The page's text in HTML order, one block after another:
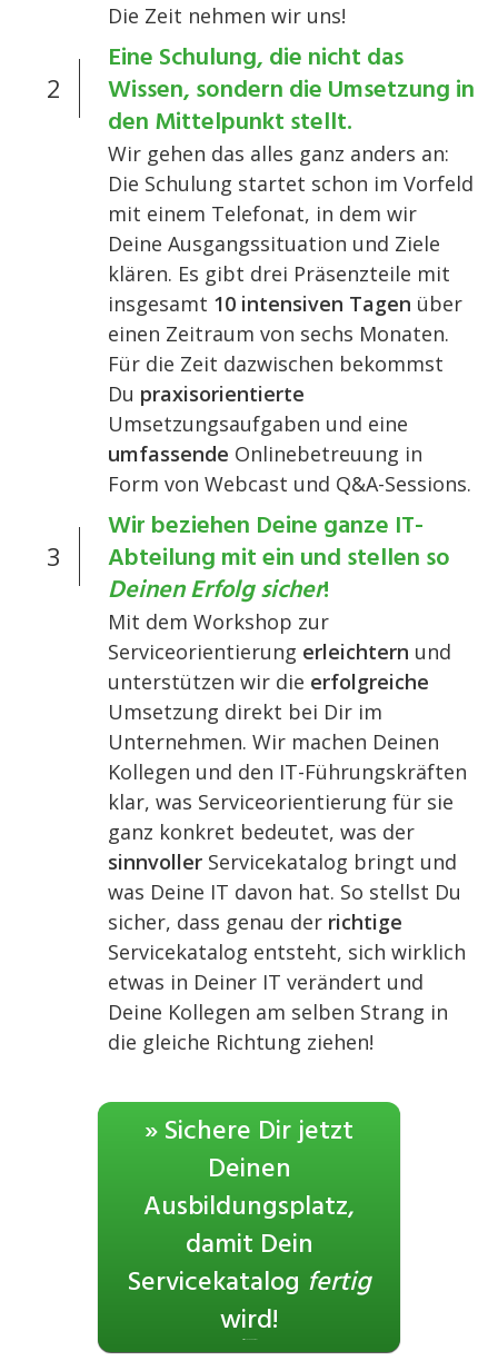
Die Zeit nehmen wir uns!
2
Eine Schulung, die nicht das
Wissen, sondern die Umsetzung in
den Mittelpunkt stellt.
Wir gehen das alles ganz anders an:
Die Schulung startet schon im Vorfeld
mit einem Telefonat, in dem wir
Deine Ausgangssituation und Ziele
klären. Es gibt drei Präsenzteile mit
insgesamt 10 intensiven Tagen über
einen Zeitraum von sechs Monaten.
Für die Zeit dazwischen bekommst
Du praxisorientierte
Umsetzungsaufgaben und eine
umfassende Onlinebetreuung in
Form von Webcast und Q&A-Sessions.
3
Wir beziehen Deine ganze IT-
Abteilung mit ein und stellen so
Deinen Erfolg sicher!
Mit dem Workshop zur
Serviceorientierung erleichtern und
unterstützen wir die erfolgreiche
Umsetzung direkt bei Dir im
Unternehmen. Wir machen Deinen
Kollegen und den IT-Führungskräften
klar, was Serviceorientierung für sie
ganz konkret bedeutet, was der
sinnvoller Servicekatalog bringt und
was Deine IT davon hat. So stellst Du
sicher, dass genau der richtige
Servicekatalog entsteht, sich wirklich
etwas in Deiner IT verändert und
Deine Kollegen am selben Strang in
die gleiche Richtung ziehen!
» Sichere Dir jetzt
Deinen
Ausbildungsplatz,
damit Dein
Servicekatalog fertig
wird!